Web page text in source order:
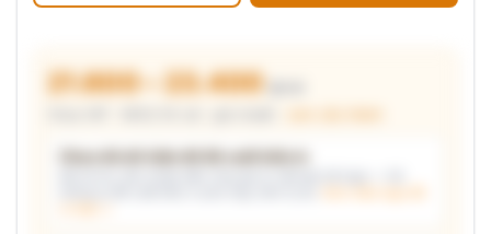
21.600 – 23.400